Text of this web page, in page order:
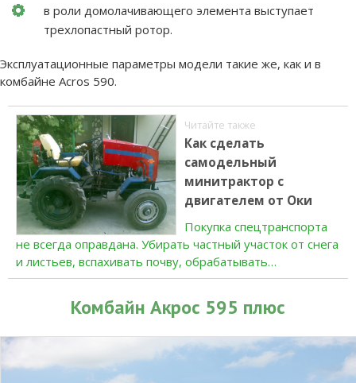
в роли домолачивающего элемента выступает
трехлопастный ротор.
Эксплуатационные параметры модели такие же, как и в
комбайне Acros 590.
Читайте также
Как сделать
самодельный
минитрактор с
двигателем от Оки
Покупка спецтранспорта
не всегда оправдана. Убирать частный участок от снега
и листьев, вспахивать почву, обрабатывать…
Комбайн Акрос 595 плюс